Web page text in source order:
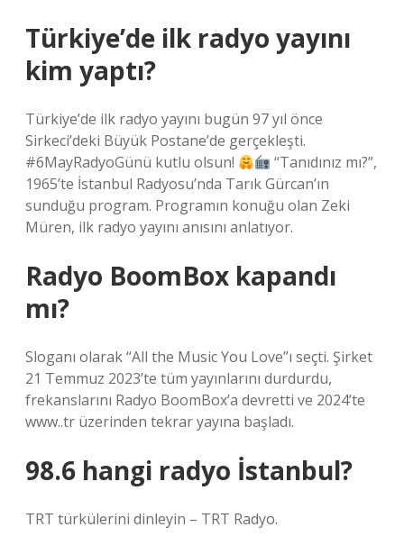
Türkiye’de ilk radyo yayını
kim yaptı?
Türkiye’de ilk radyo yayını bugün 97 yıl önce
Sirkeci’deki Büyük Postane’de gerçekleşti.
#6MayRadyoGünü kutlu olsun!
“Tanıdınız mı?”,
1965’te İstanbul Radyosu’nda Tarık Gürcan’ın
sunduğu program. Programın konuğu olan Zeki
Müren, ilk radyo yayını anısını anlatıyor.
Radyo BoomBox kapandı
mı?
Sloganı olarak “All the Music You Love”ı seçti. Şirket
21 Temmuz 2023’te tüm yayınlarını durdurdu,
frekanslarını Radyo BoomBox’a devretti ve 2024’te
www..tr üzerinden tekrar yayına başladı.
98.6 hangi radyo İstanbul?
TRT türkülerini dinleyin – TRT Radyo.